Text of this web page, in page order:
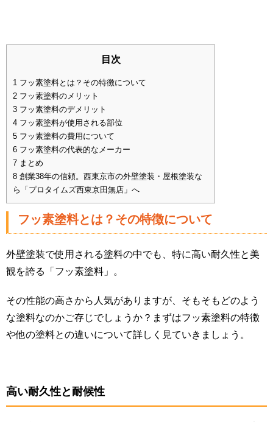
目次
1 フッ素塗料とは？その特徴について
2 フッ素塗料のメリット
3 フッ素塗料のデメリット
4 フッ素塗料が使用される部位
5 フッ素塗料の費用について
6 フッ素塗料の代表的なメーカー
7 まとめ
8 創業38年の信頼。西東京市の外壁塗装・屋根塗装な
ら「プロタイムズ西東京田無店」へ
フッ素塗料とは？その特徴について
外壁塗装で使用される塗料の中でも、特に高い耐久性と美
観を誇る「フッ素塗料」。
その性能の高さから人気がありますが、そもそもどのよう
な塗料なのかご存じでしょうか？まずはフッ素塗料の特徴
や他の塗料との違いについて詳しく見ていきましょう。
高い耐久性と耐候性